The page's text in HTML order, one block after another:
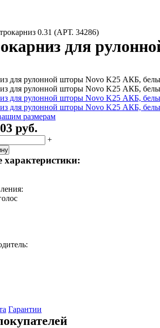
0.31 (АРТ. 34286)
для
размерам
руб.
+
характеристики:
Гарантии